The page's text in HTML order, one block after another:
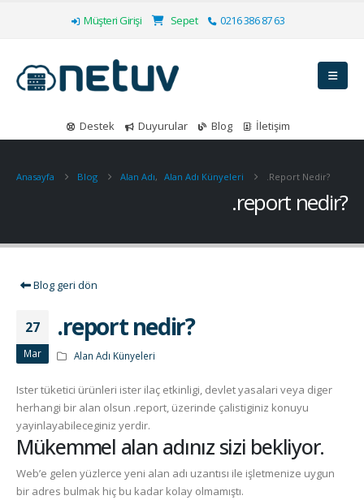
Müşteri Girişi Sepet 0216 386 87 63
Destek Duyurular Blog İletişim
Anasayfa Blog Alan Adı, Alan Adı Künyeleri .report Nedir?
.report nedir?
Blog geri dön
27
Mar
.report nedir?
Alan Adı Künyeleri
Ister tüketici ürünleri ister ilaç etkinligi, devlet yasalari veya diger
herhangi bir alan olsun .report, üzerinde çalistiginiz konuyu
yayinlayabileceginiz yerdir.
Mükemmel alan adınız sizi bekliyor.
Web’e gelen yüzlerce yeni alan adı uzantısı ile işletmenize uygun
bir adres bulmak hiç bu kadar kolay olmamıştı.